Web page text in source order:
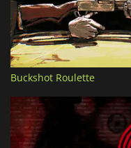
Buckshot Roulette